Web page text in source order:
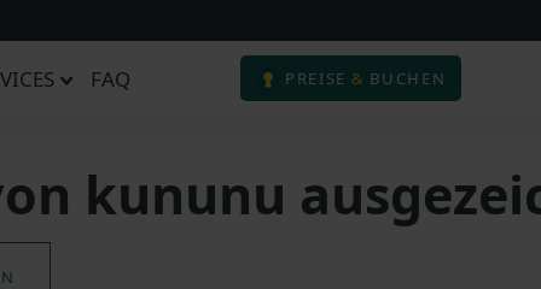
FAQ PREISE & BUCHEN
kununu